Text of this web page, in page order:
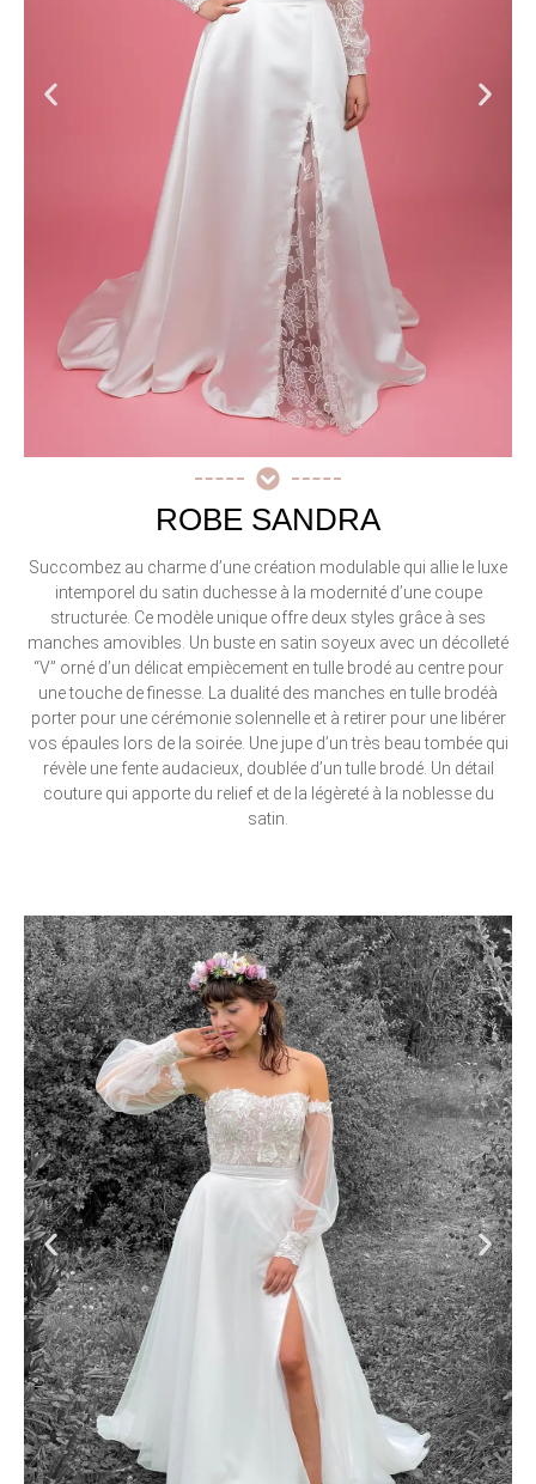
ROBE SANDRA
Succombez au charme d’une création modulable qui allie le luxe
intemporel du satin duchesse à la modernité d’une coupe
structurée. Ce modèle unique offre deux styles grâce à ses
manches amovibles. Un buste en satin soyeux avec un décolleté
“V” orné d’un délicat empiècement en tulle brodé au centre pour
une touche de finesse. La dualité des manches en tulle brodéà
porter pour une cérémonie solennelle et à retirer pour une libérer
vos épaules lors de la soirée. Une jupe d’un très beau tombée qui
révèle une fente audacieux, doublée d’un tulle brodé. Un détail
couture qui apporte du relief et de la légèreté à la noblesse du
satin.